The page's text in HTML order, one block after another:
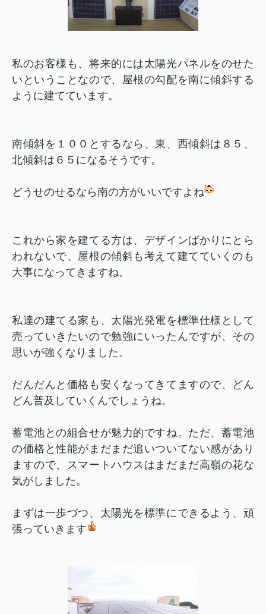
私のお客様も、将来的には太陽光パネルをのせた
いということなので、屋根の勾配を南に傾斜する
ように建てています。
南傾斜を１００とするなら、東、西傾斜は８５、
北傾斜は６５になるそうです。
どうせのせるなら南の方がいいですよね
これから家を建てる方は、デザインばかりにとら
われないで、屋根の傾斜も考えて建てていくのも
大事になってきますね。
私達の建てる家も、太陽光発電を標準仕様として
売っていきたいので勉強にいったんですが、その
思いが強くなりました。
だんだんと価格も安くなってきてますので、どん
どん普及していくんでしょうね。
蓄電池との組合せが魅力的ですね。ただ、蓄電池
の価格と性能がまだまだ追いついてない感があり
ますので、スマートハウスはまだまだ高嶺の花な
気がしました。
まずは一歩づつ、太陽光を標準にできるよう、頑
張っていきます